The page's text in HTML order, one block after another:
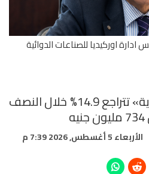
اوركيديا للصناعات الدوائية
مبيعات «أوركيديا للأدوية» تتراجع 14.9% خلال النصف
الأربعاء 5 أغسطس, 2026 7:39 م